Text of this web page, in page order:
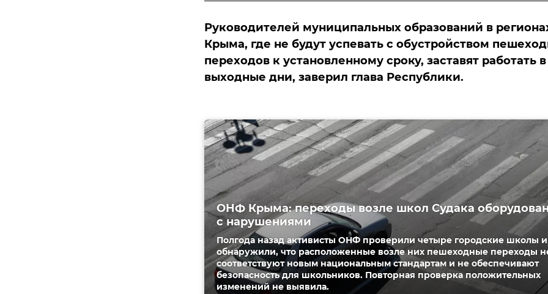
Руководителей муниципальных образований в
Крыма, где не будут успевать с обустройством
переходов к установленному сроку, заставят работать в
выходные дни, заверил глава Республики.
ОНФ Крыма: переходы возле школ Судака
с нарушениями
Полгода назад активисты ОНФ проверили четыре городские школы и
обнаружили, что расположенные возле них пешеходные переходы
соответствуют новым национальным стандартам и не обеспечивают
безопасность для школьников. Повторная проверка положительных
изменений не выявила.